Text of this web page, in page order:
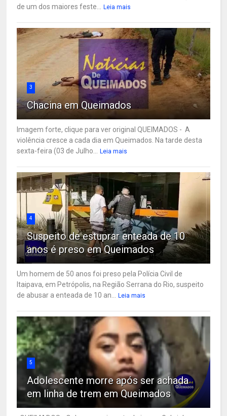
de um dos maiores feste...
Leia mais
3
Chacina em Queimados
Imagem forte, clique para ver original QUEIMADOS - A
violência cresce a cada dia em Queimados. Na tarde desta
sexta-feira (03 de Julho...
Leia mais
4
Suspeito de estuprar enteada de 10
anos é preso em Queimados
Um homem de 50 anos foi preso pela Polícia Civil de
Itaipava, em Petrópolis, na Região Serrana do Rio, suspeito
de abusar a enteada de 10 an...
Leia mais
5
Adolescente morre após ser achada
em linha de trem em Queimados